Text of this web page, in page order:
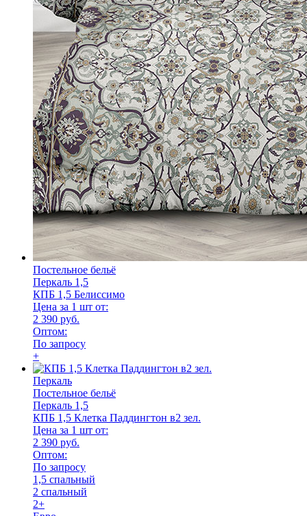
Постельное бельё
Перкаль 1,5
КПБ 1,5 Белиссимо
Цена за 1 шт от:
2 390 руб.
Оптом:
По запросу
+
Перкаль
Постельное бельё
Перкаль 1,5
КПБ 1,5 Клетка Паддингтон в2 зел.
Цена за 1 шт от:
2 390 руб.
Оптом:
По запросу
1,5 спальный
2 спальный
2+